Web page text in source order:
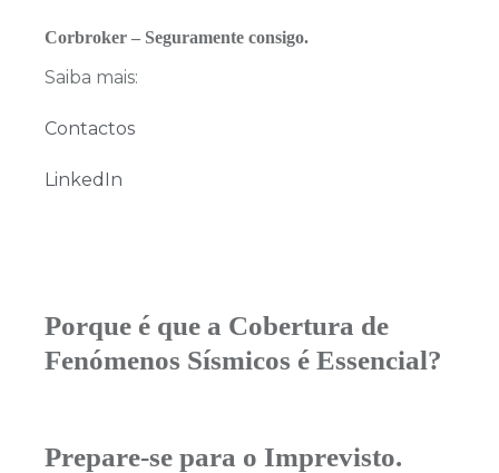
Corbroker – Seguramente consigo.
Saiba mais:
Contactos
LinkedIn
Porque é que a Cobertura de
Fenómenos Sísmicos é Essencial?
Prepare-se para o Imprevisto.